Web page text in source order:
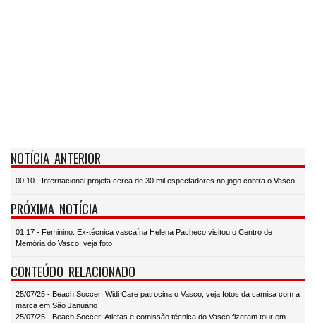
NOTÍCIA ANTERIOR
00:10 - Internacional projeta cerca de 30 mil espectadores no jogo contra o Vasco
PRÓXIMA NOTÍCIA
01:17 - Feminino: Ex-técnica vascaína Helena Pacheco visitou o Centro de
Memória do Vasco; veja foto
CONTEÚDO RELACIONADO
25/07/25 - Beach Soccer: Widi Care patrocina o Vasco; veja fotos da camisa com a
marca em São Januário
25/07/25 - Beach Soccer: Atletas e comissão técnica do Vasco fizeram tour em